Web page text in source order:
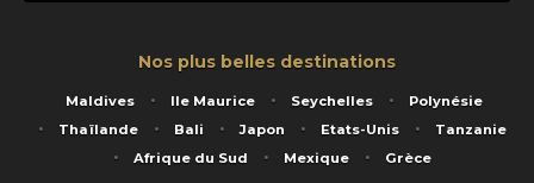
Nos plus belles destinations
Maldives Ile Maurice Seychelles
Polynésie
Thaïlande
Bali Japon Etats-Unis
Tanzanie
Afrique du Sud
Mexique Grèce